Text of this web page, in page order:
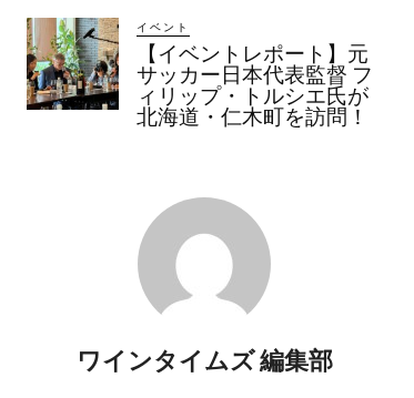
イベント
【イベントレポート】元
サッカー日本代表監督 フ
ィリップ・トルシエ氏が
北海道・仁木町を訪問！
ワインタイムズ 編集部